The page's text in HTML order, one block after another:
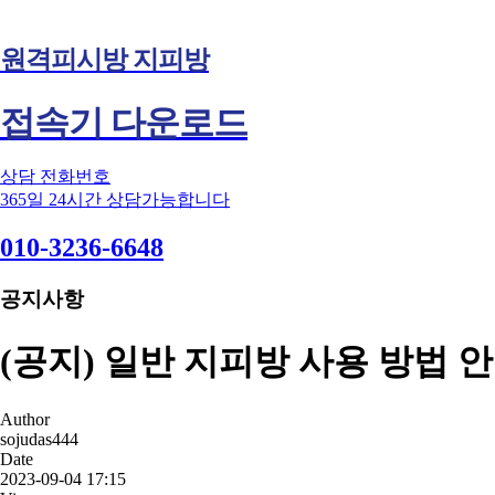
원격피시방 지피방
접속기 다운로드
상담 전화번호
365일 24시간 상담가능합니다
010-3236-6648
공지사항
(공지) 일반 지피방 사용 방법
Author
sojudas444
Date
2023-09-04 17:15